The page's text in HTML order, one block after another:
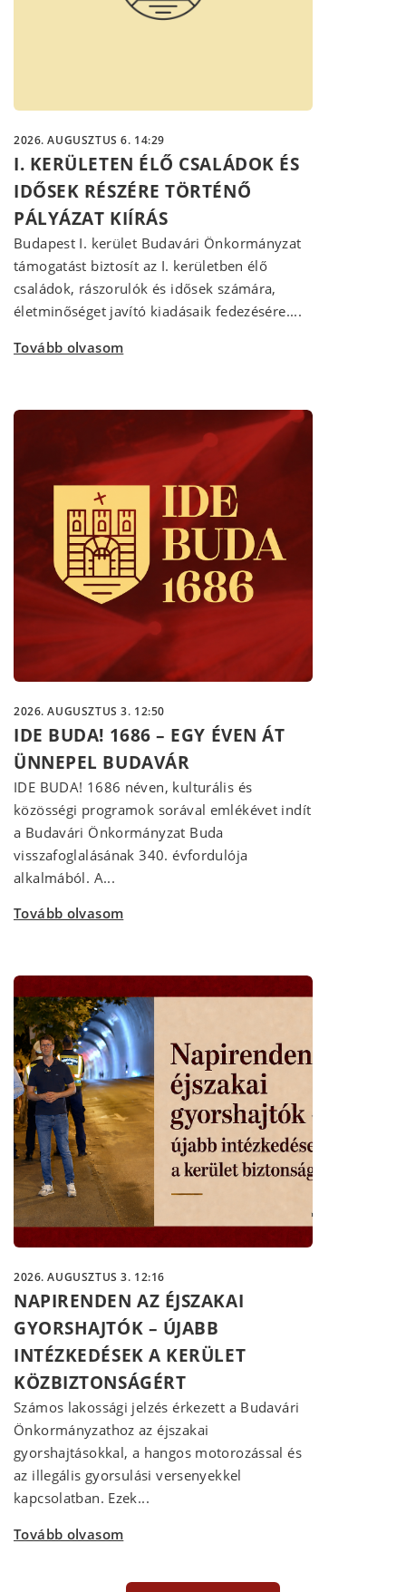
2026. AUGUSZTUS 6. 14:29
I. KERÜLETEN ÉLŐ CSALÁDOK ÉS
IDŐSEK RÉSZÉRE TÖRTÉNŐ
PÁLYÁZAT KIÍRÁS
Budapest I. kerület Budavári Önkormányzat
támogatást biztosít az I. kerületben élő
családok, rászorulók és idősek számára,
életminőséget javító kiadásaik fedezésére....
Tovább olvasom
2026. AUGUSZTUS 3. 12:50
IDE BUDA! 1686 – EGY ÉVEN ÁT
ÜNNEPEL BUDAVÁR
IDE BUDA! 1686 néven, kulturális és
közösségi programok sorával emlékévet indít
a Budavári Önkormányzat Buda
visszafoglalásának 340. évfordulója
alkalmából. A...
Tovább olvasom
2026. AUGUSZTUS 3. 12:16
NAPIRENDEN AZ ÉJSZAKAI
GYORSHAJTÓK – ÚJABB
INTÉZKEDÉSEK A KERÜLET
KÖZBIZTONSÁGÉRT
Számos lakossági jelzés érkezett a Budavári
Önkormányzathoz az éjszakai
gyorshajtásokkal, a hangos motorozással és
az illegális gyorsulási versenyekkel
kapcsolatban. Ezek...
Tovább olvasom